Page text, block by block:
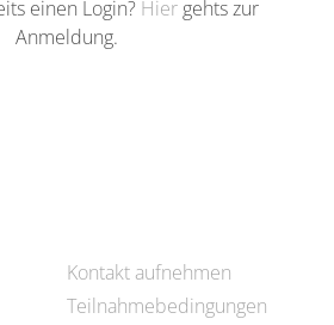
einen Login? Hier gehts zur
Anmeldung.
Kontakt aufnehmen
Teilnahmebedingungen